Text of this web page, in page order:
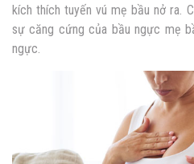
kích thích tuyến vú mẹ bầu nở ra.
sự căng cứng của bầu ngực mẹ
ngực.